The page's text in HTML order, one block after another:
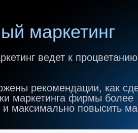
маркетинг
ведет к процветанию
рекомендации, как
маркетинга фирмы более
максимально повысить